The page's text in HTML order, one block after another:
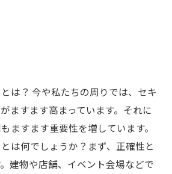
は？ 今や私たちの周りでは、セキ
ますます高まっています。それに
ますます重要性を増しています。
は何でしょうか？まず、正確性と
建物や店舗、イベント会場などで